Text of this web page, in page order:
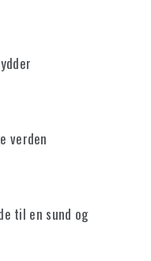
verden
til en sund og